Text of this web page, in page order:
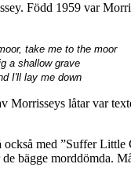
Född 1959 var
take me to the moor
a shallow grave
I'll lay me down
Morrisseys låtar var
med ”Suffer
bägge morddömda.